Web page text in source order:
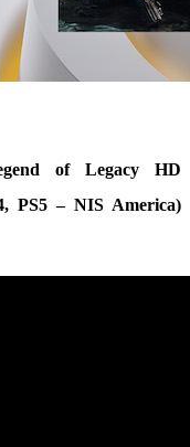
of Legacy HD
PS5 – NIS America)